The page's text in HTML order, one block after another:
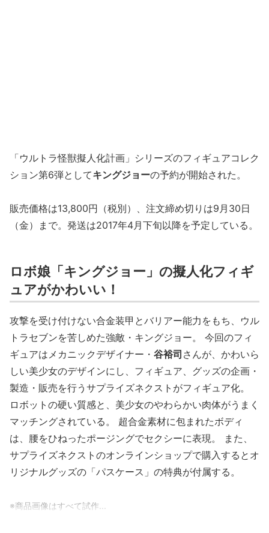
「ウルトラ怪獣擬人化計画」シリーズのフィギュアコレク
ション第6弾としてキングジョーの予約が開始された。
販売価格は13,800円（税別）、注文締め切りは9月30日
（金）まで。発送は2017年4月下旬以降を予定している。
ロボ娘「キングジョー」の擬人化フィギ
ュアがかわいい！
攻撃を受け付けない合金装甲とバリアー能力をもち、ウル
トラセブンを苦しめた強敵・キングジョー。 今回のフィ
ギュアはメカニックデザイナー・ 谷裕司 さんが、かわいら
しい美少女のデザインにし、フィギュア、グッズの企画・
製造・販売を行うサプライズネクストがフィギュア化。
ロボットの硬い質感と、美少女のやわらかい肉体がうまく
マッチングされている。 超合金素材に包まれたボディ
は、腰をひねったポージングでセクシーに表現。 また、
サプライズネクストのオンラインショップで購入するとオ
リジナルグッズの「パスケース」の特典が付属する。
※商品画像はすべて試作...